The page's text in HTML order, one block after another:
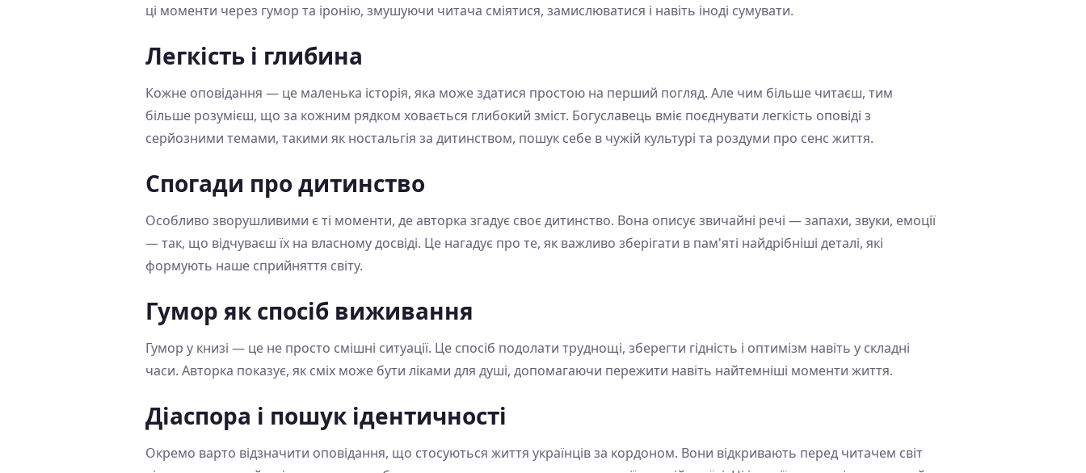
ці моменти через гумор та іронію, змушуючи читача сміятися, замислюватися і навіть іноді сумувати.
Легкість і глибина
Кожне оповідання — це маленька історія, яка може здатися простою на перший погляд. Але чим більше читаєш, тим
більше розумієш, що за кожним рядком ховається глибокий зміст. Богуславець вміє поєднувати легкість оповіді з
серйозними темами, такими як ностальгія за дитинством, пошук себе в чужій культурі та роздуми про сенс життя.
Спогади про дитинство
Особливо зворушливими є ті моменти, де авторка згадує своє дитинство. Вона описує звичайні речі — запахи, звуки, емоції
— так, що відчуваєш їх на власному досвіді. Це нагадує про те, як важливо зберігати в пам'яті найдрібніші деталі, які
формують наше сприйняття світу.
Гумор як спосіб виживання
Гумор у книзі — це не просто смішні ситуації. Це спосіб подолати труднощі, зберегти гідність і оптимізм навіть у складні
часи. Авторка показує, як сміх може бути ліками для душі, допомагаючи пережити навіть найтемніші моменти життя.
Діаспора і пошук ідентичності
Окремо варто відзначити оповідання, що стосуються життя українців за кордоном. Вони відкривають перед читачем світ